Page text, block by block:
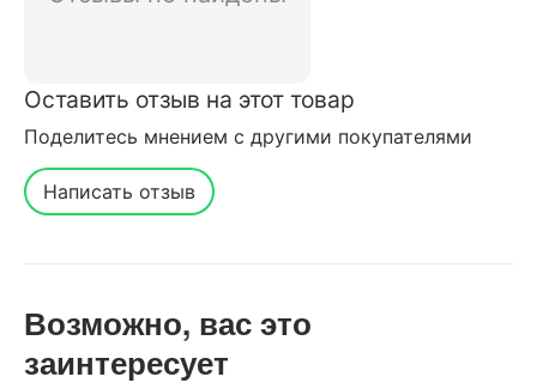
Оставить отзыв на этот товар
Поделитесь мнением с другими покупателями
Написать отзыв
Возможно, вас это
заинтересует